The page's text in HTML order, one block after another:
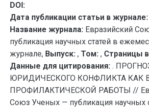
DOI:
Дата публикации статьи в журнале:
Название журнала: Евразийский
публикация научных статей в
журнале, Выпуск: , Том: , Страницы
Данные для цитирования: .
ЮРИДИЧЕСКОГО КОНФЛИКТА КАК
ПРОФИЛАКТИЧЕСКОЙ РАБОТЫ //
Союз Ученых — публикация научных